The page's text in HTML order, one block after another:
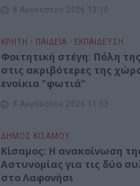
8 Αυγούστου 2026 13:10
ΚΡΗΤΗ • ΠΑΙΔΕΙΑ - ΕΚΠΑΙΔΕΥΣΗ
Φοιτητική στέγη: Πόλη
στις ακριβότερες της
ενοίκια “φωτιά”
8 Αυγούστου 2026 11:53
ΔΉΜΟΣ ΚΙΣΆΜΟΥ
Κίσαμος: Η ανακοίνωση
Αστυνομίας για τις δύο
στο Λαφονήσι